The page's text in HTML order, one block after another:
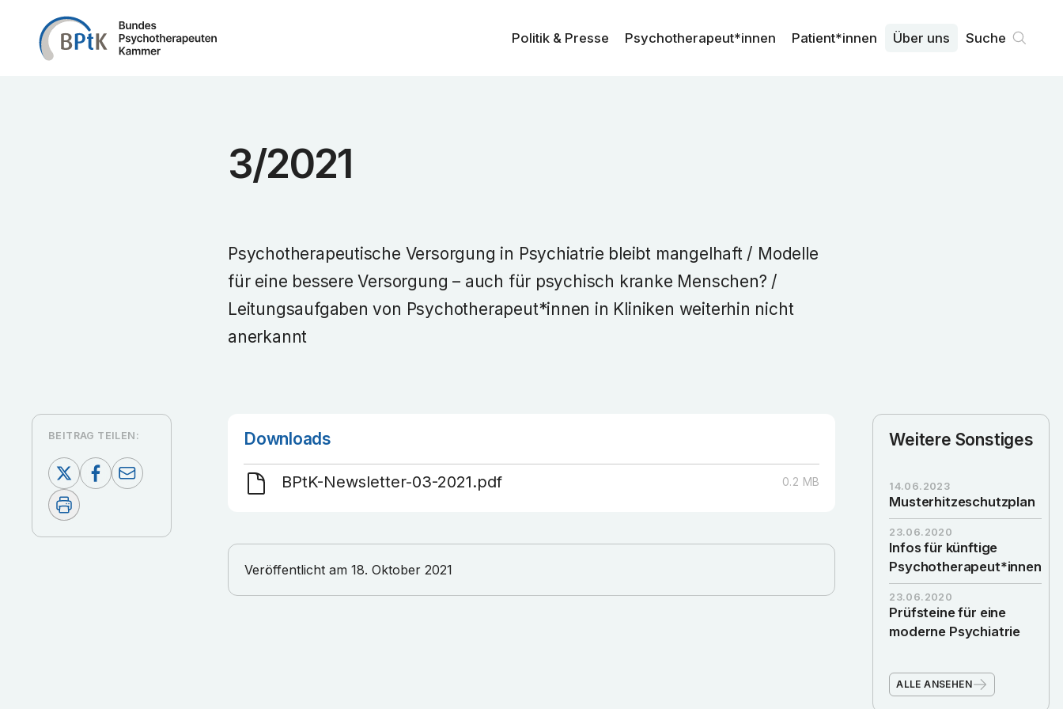
Zum Inhalt springen
Politik & Presse
Psycho­therapeut*innen Patient*innen Über uns Suche
3/2021
Psychotherapeutische Versorgung in Psychiatrie bleibt mangelhaft / Modelle
für eine bessere Versorgung – auch für psychisch kranke Menschen? /
Leitungsaufgaben von Psychotherapeut*innen in Kliniken weiterhin nicht
anerkannt
Downloads
BPtK-Newsletter-03-2021.pdf 0.2 MB
Veröffentlicht am 18. Oktober 2021
BEITRAG TEILEN: Weitere Sonstiges
14.06.2023
Musterhitzeschutzplan
23.06.2020
Infos für künftige
Psychotherapeut*innen
23.06.2020
Prüfsteine für eine
moderne Psychiatrie
ALLE ANSEHEN